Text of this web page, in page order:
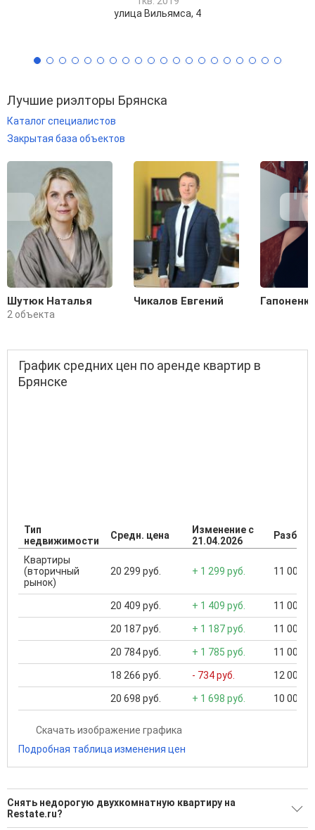
улица Вильямса, 4
Лучшие риэлторы Брянска
Каталог специалистов
Закрытая база объектов
Шутюк Наталья
2 объекта
Чикалов Евгений
График средних цен по аренде квартир в
Брянске
Тип
недвижимости
Средн. цена
Изменение с
21.04.2026
Квартиры
(вторичный
рынок)
20 299 руб. + 1 299 руб. 11 000
20 409 руб. + 1 409 руб. 11 000
20 187 руб. + 1 187 руб. 11 000
20 784 руб. + 1 785 руб. 11 000
18 266 руб. - 734 руб. 12 000
20 698 руб. + 1 698 руб. 10 000
Скачать изображение графика
Подробная таблица изменения цен
Снять недорогую двухкомнатную квартиру на
Restate.ru?